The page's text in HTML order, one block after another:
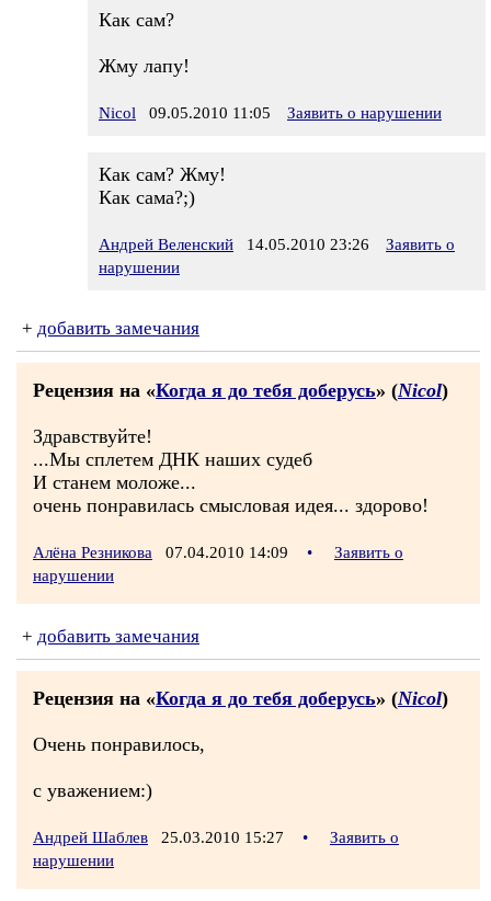
Как сам?
Жму лапу!
Nicol 09.05.2010 11:05 Заявить о нарушении
Как сам? Жму!
Как сама?;)
Андрей Веленский 14.05.2010 23:26
Заявить о
нарушении
+ добавить замечания
Рецензия на «Когда я до тебя доберусь» (Nicol)
Здравствуйте!
...Мы сплетем ДНК наших судеб
И станем моложе...
очень понравилась смысловая идея... здорово!
Алёна Резникова 07.04.2010 14:09 •
Заявить о
нарушении
+ добавить замечания
Рецензия на «Когда я до тебя доберусь» (Nicol)
Очень понравилось,
с уважением:)
Андрей Шаблев 25.03.2010 15:27 •
Заявить о
нарушении